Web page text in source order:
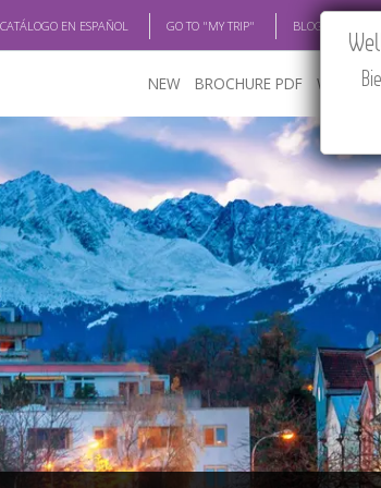
EN ESPAÑOL GO TO "MY TRIP" BLOG
NEW BROCHURE PDF WHERE